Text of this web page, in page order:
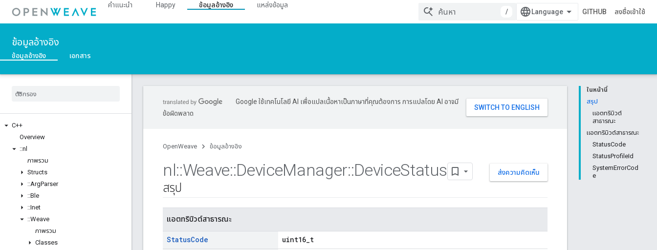
คำแนะนำ Happy ข้อมูลอ้างอิง
แหล่งข้อมูล
/
GITHUB ลงชื่อเข้าใช้
ข้อมูลอ้างอิง
ข้อมูลอ้างอิง เอกสาร
C++
Overview
::nl
ภาพรวม
Structs
::ArgParser
::Ble
::Inet
::Weave
ภาพรวม
Classes
ในหน้านี้
สรุป
แอตทริบิวต์
สาธารณะ
แอตทริบิวต์สาธารณะ
StatusCode
StatusProfileId
SystemErrorCod
e
Google ใช้เทคโนโลยี AI เพื่อแปลเนื้อหาเป็นภาษาที่คุณต้องการ การแปลโดย AI อาจมี
ข้อผิดพลาด
OpenWeave ข้อมูลอ้างอิง
ส่งความคิดเห็น
nl::Weave::DeviceManager::DeviceStatus
สรุป
แอตทริบิวต์สาธารณะ
StatusCode
uint16_t